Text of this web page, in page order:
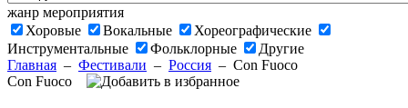
жанр мероприятия
Хоровые
Вокальные
Хореографические
Инструментальные
Фольклорные
Другие
Главная – Фестивали – Россия – Con Fuoco
Con Fuoco